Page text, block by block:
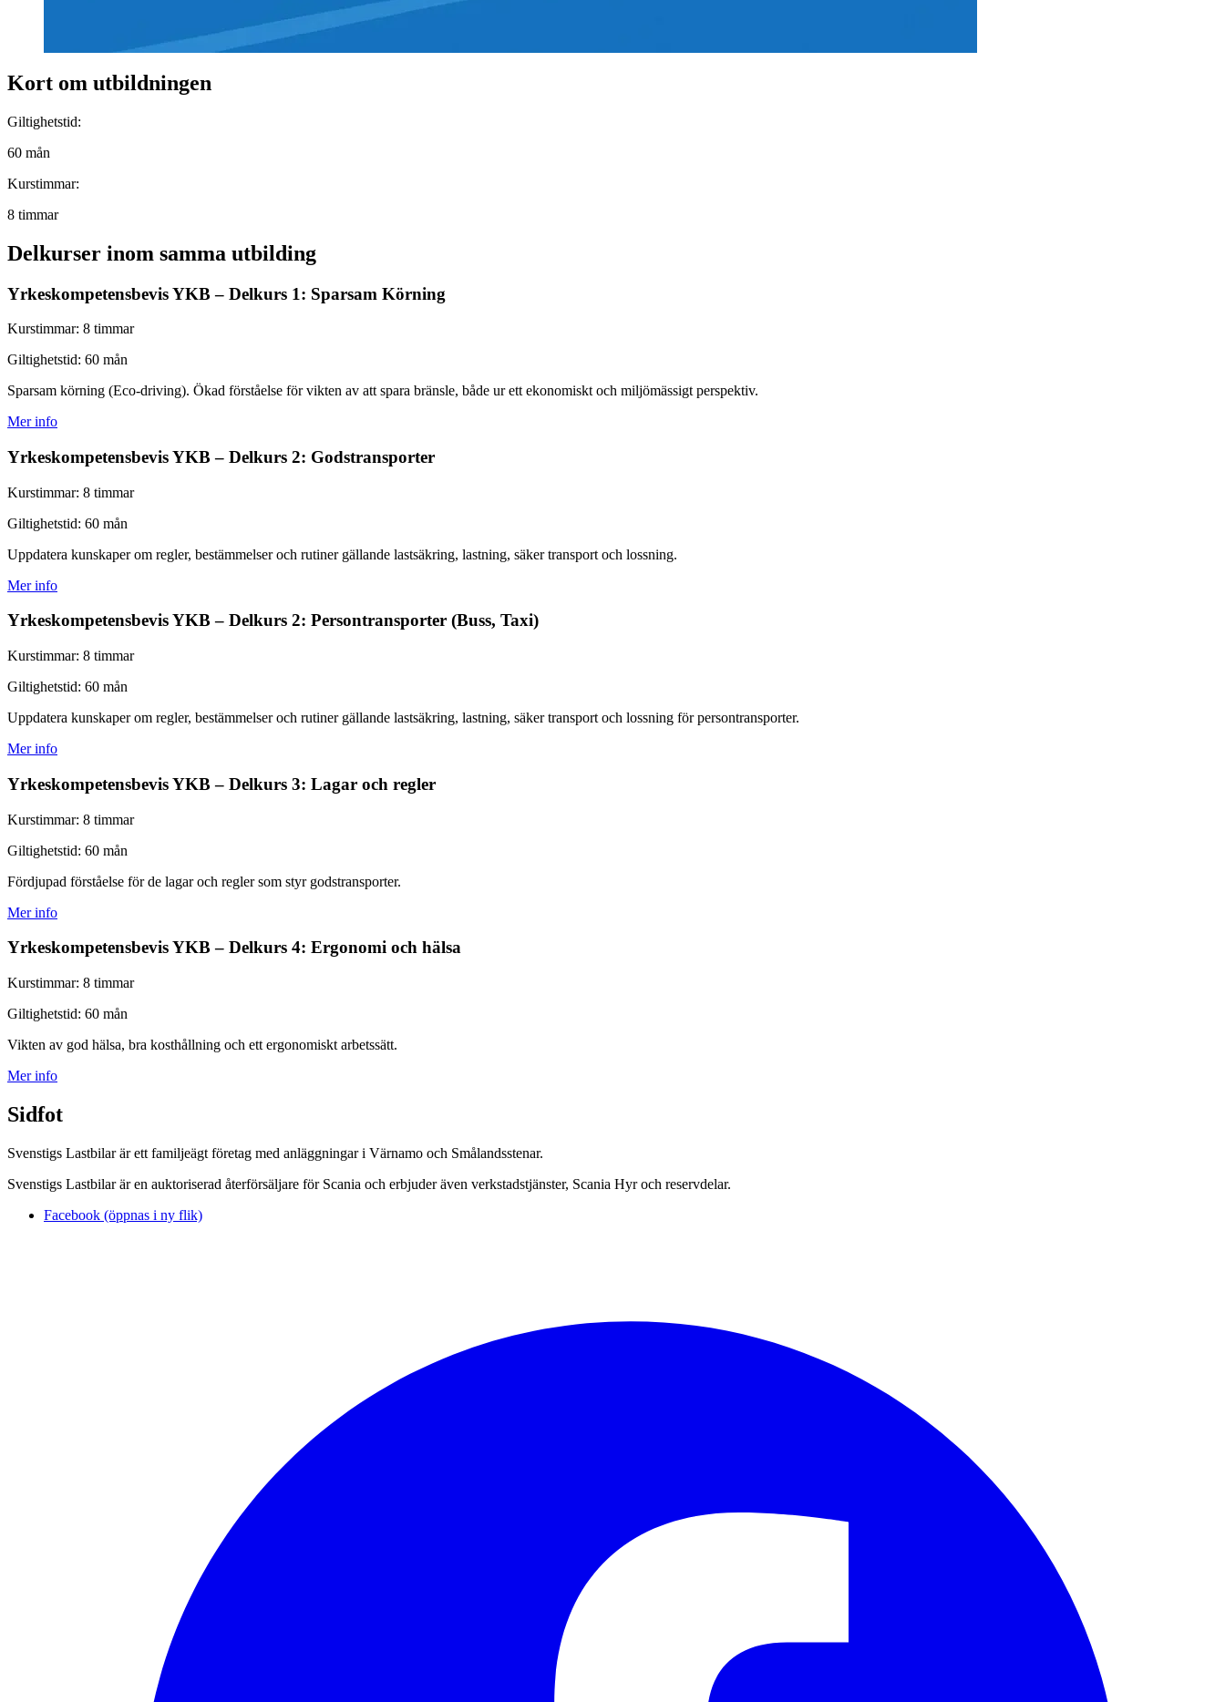
Kort om utbildningen
Giltighetstid:
60 mån
Kurstimmar:
8 timmar
Delkurser inom samma utbilding
Yrkeskompetensbevis YKB – Delkurs 1: Sparsam Körning
Kurstimmar: 8 timmar
Giltighetstid: 60 mån
Sparsam körning (Eco-driving). Ökad förståelse för vikten av att spara bränsle, både ur ett ekonomiskt och miljömässigt perspektiv.
Mer info
Yrkeskompetensbevis YKB – Delkurs 2: Godstransporter
Kurstimmar: 8 timmar
Giltighetstid: 60 mån
Uppdatera kunskaper om regler, bestämmelser och rutiner gällande lastsäkring, lastning, säker transport och lossning.
Mer info
Yrkeskompetensbevis YKB – Delkurs 2: Persontransporter (Buss, Taxi)
Kurstimmar: 8 timmar
Giltighetstid: 60 mån
Uppdatera kunskaper om regler, bestämmelser och rutiner gällande lastsäkring, lastning, säker transport och lossning för persontransporter.
Mer info
Yrkeskompetensbevis YKB – Delkurs 3: Lagar och regler
Kurstimmar: 8 timmar
Giltighetstid: 60 mån
Fördjupad förståelse för de lagar och regler som styr godstransporter.
Mer info
Yrkeskompetensbevis YKB – Delkurs 4: Ergonomi och hälsa
Kurstimmar: 8 timmar
Giltighetstid: 60 mån
Vikten av god hälsa, bra kosthållning och ett ergonomiskt arbetssätt.
Mer info
Sidfot
Svenstigs Lastbilar är ett familjeägt företag med anläggningar i Värnamo och Smålandsstenar.
Svenstigs Lastbilar är en auktoriserad återförsäljare för Scania och erbjuder även verkstadstjänster, Scania Hyr och reservdelar.
Facebook (öppnas i ny flik)